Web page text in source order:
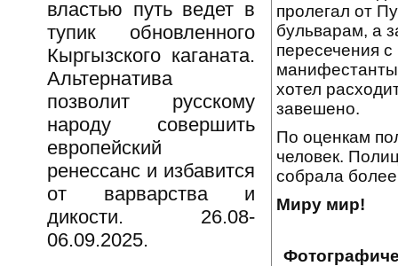
властью путь ведет в
тупик обновленного
Кыргызского каганата.
Альтернатива
позволит русскому
народу совершить
европейский
ренессанс и избавится
от варварства и
дикости. 26.08-
06.09.2025.
пролегал от
бульварам, а
пересечения
манифестанты
хотел
завешено.
По оценкам
человек.
собрала
Миру мир!